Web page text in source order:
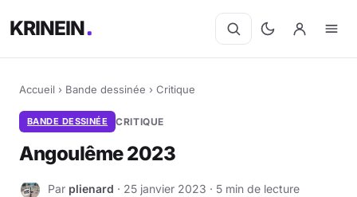
KRINEIN
Accueil › Bande dessinée › Critique
BANDE DESSINÉE CRITIQUE
Angoulême 2023
P Par plienard · 25 janvier 2023 · 5 min de lecture